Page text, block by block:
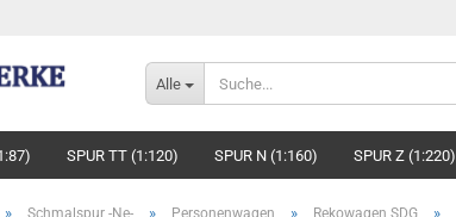
Alle
SPUR TT (1:120) SPUR N (1:160) SPUR Z (1:220)
» Schmalspur -Ne- » Personenwagen » Rekowagen SDG »